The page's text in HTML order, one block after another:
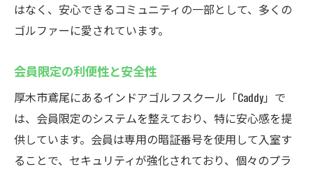
はなく、安心できるコミュニティの一部として、多くの
ゴルファーに愛されています。
会員限定の利便性と安全性
厚木市鳶尾にあるインドアゴルフスクール「Caddy」で
は、会員限定のシステムを整えており、特に安心感を提
供しています。会員は専用の暗証番号を使用して入室す
ることで、セキュリティが強化されており、個々のプラ